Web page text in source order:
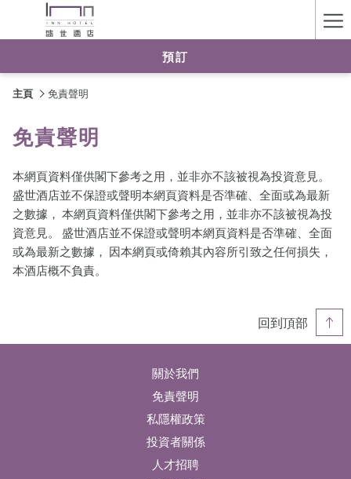
預訂
主頁 免責聲明
免責聲明
本網頁資料僅供閣下參考之用，並非亦不該被視為投資意見。
盛世酒店並不保證或聲明本網頁資料是否準確、全面或為最新
之數據， 本網頁資料僅供閣下參考之用，並非亦不該被視為投
資意見。 盛世酒店並不保證或聲明本網頁資料是否準確、全面
或為最新之數據， 因本網頁或倚賴其內容所引致之任何損失，
本酒店概不負責。
回到頂部
關於我們
免責聲明
私隱權政策
投資者關係
人才招聘